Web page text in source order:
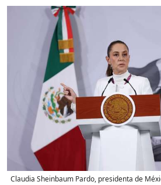
Claudia Sheinbaum Pardo, presidenta de